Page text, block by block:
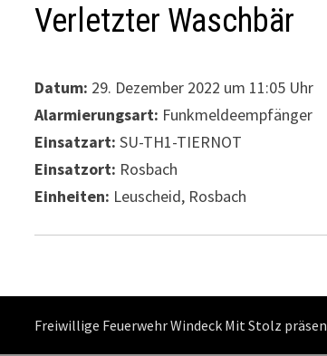
Verletzter Waschbär
Datum: 29. Dezember 2022 um 11:05 Uhr
Alarmierungsart: Funkmeldeempfänger
Einsatzart: SU-TH1-TIERNOT
Einsatzort: Rosbach
Einheiten: Leuscheid, Rosbach
Freiwillige Feuerwehr Windeck Mit Stolz